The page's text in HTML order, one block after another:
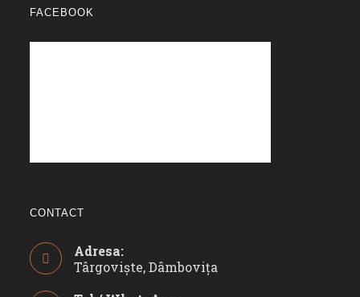
FACEBOOK
CONTACT
Adresa:
Târgoviște, Dâmbovița